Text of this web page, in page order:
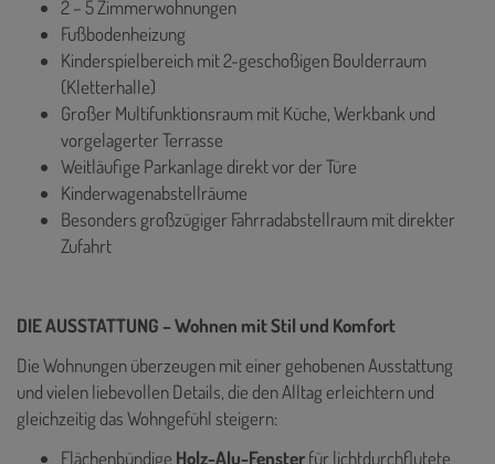
2 – 5 Zimmerwohnungen
Fußbodenheizung
Kinderspielbereich mit 2-geschoßigen Boulderraum
(Kletterhalle)
Großer Multifunktionsraum mit Küche, Werkbank und
vorgelagerter Terrasse
Weitläufige Parkanlage direkt vor der Türe
Kinderwagenabstellräume
Besonders großzügiger Fahrradabstellraum mit direkter
Zufahrt
DIE AUSSTATTUNG – Wohnen mit Stil und Komfort
Die Wohnungen überzeugen mit einer gehobenen Ausstattung
und vielen liebevollen Details, die den Alltag erleichtern und
gleichzeitig das Wohngefühl steigern:
Flächenbündige Holz-Alu-Fensterfür lichtdurchflutete